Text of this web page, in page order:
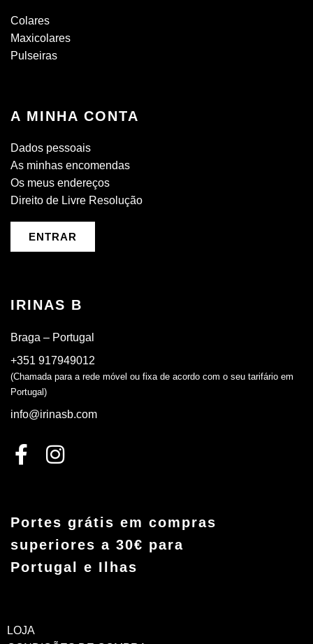
Colares
Maxicolares
Pulseiras
A MINHA CONTA
Dados pessoais
As minhas encomendas
Os meus endereços
Direito de Livre Resolução
ENTRAR
IRINAS B
Braga – Portugal
+351 917949012
(Chamada para a rede móvel ou fixa de acordo com o seu tarifário em
Portugal)
info@irinasb.com
Portes grátis em compras
superiores a 30€ para
Portugal e Ilhas
LOJA